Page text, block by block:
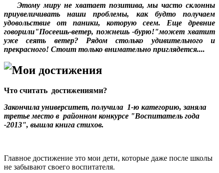
Этому миру не хватает позитива, мы часто склонны
приувеличивать наши проблемы, как будто получаем
удовольствие от паники, которую сеем. Еще древние
говорили"Посеешь-ветер, пожнешь -бурю!"может хватит
уже сеять ветер? Рядом столько удивительного и
прекрасного! Стоит только внимательно приглядется....
Мои достижения
Что считать достижениями?
Закончила университет, получила 1-ю категорию, заняла
третье место в районном конкурсе "Воспитатель года
-2013", вышла книга стихов.
Главное достижение это мои дети, которые даже после школы
не забывают своего воспитателя.